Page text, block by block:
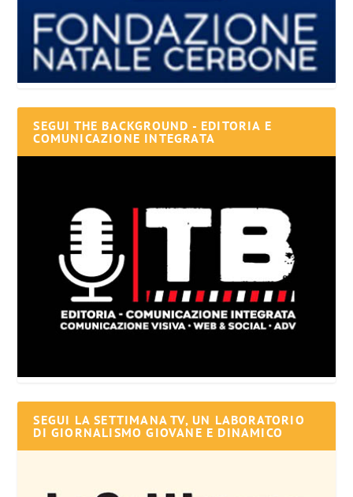
SEGUI THE BACKGROUND - EDITORIA E
COMUNICAZIONE INTEGRATA
SEGUI LA SETTIMANA TV, UN LABORATORIO
DI GIORNALISMO GIOVANE E DINAMICO